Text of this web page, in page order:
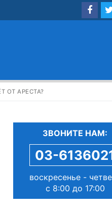
Найти:
ОТ АРЕСТА?
ЗВОНИТЕ НАМ:
03-
воскресенье -
с 8:00 до 17:00